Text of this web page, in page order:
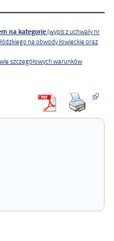
na kategorie(wypis z uchwały nr
na obwody łowieckie oraz
szczegółowych warunków